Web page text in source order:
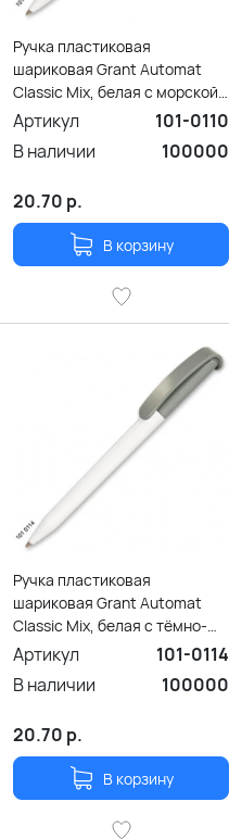
Ручка пластиковая
шариковая Grant Automat
Classic Mix, белая с морской
волной
Артикул
101-0110
В наличии
100000
20.70 р.
В корзину
Ручка пластиковая
шариковая Grant Automat
Classic Mix, белая с тёмно-
серым
Артикул
101-0114
В наличии
100000
20.70 р.
В корзину